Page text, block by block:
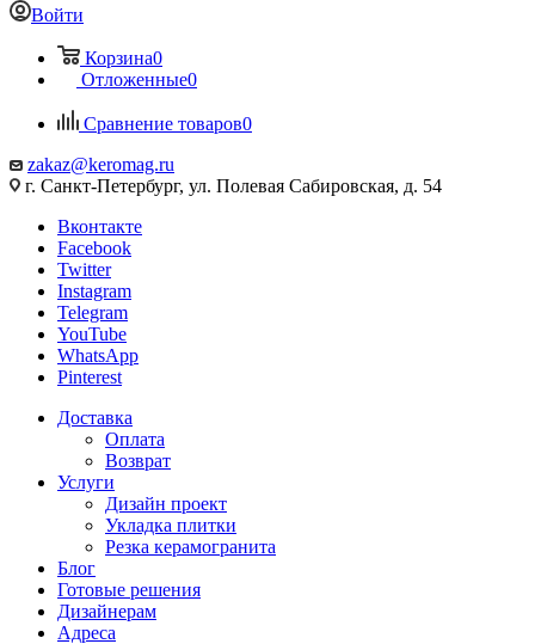
Войти
Корзина0
Отложенные0
Сравнение товаров0
zakaz@keromag.ru
г. Санкт-Петербург, ул. Полевая Сабировская, д. 54
Вконтакте
Facebook
Twitter
Instagram
Telegram
YouTube
WhatsApp
Pinterest
Доставка
Оплата
Возврат
Услуги
Дизайн проект
Укладка плитки
Резка керамогранита
Блог
Готовые решения
Дизайнерам
Адреса